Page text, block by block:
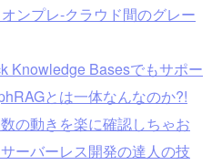
ンプレ-クラウド間のグレー
Knowledge Basesでもサポー
とは一体なんなのか?!
の動きを楽に確認しちゃお
ーバーレス開発の達人の技